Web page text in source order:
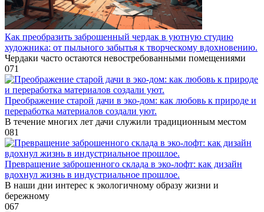
Как преобразить заброшенный чердак в уютную студию
художника: от пыльного забытья к творческому вдохновению.
Чердаки часто остаются невостребованными помещениями
071
Преображение старой дачи в эко-дом: как любовь к природе и
переработка материалов создали уют.
В течение многих лет дачи служили традиционным местом
081
Превращение заброшенного склада в эко-лофт: как дизайн
вдохнул жизнь в индустриальное прошлое.
В наши дни интерес к экологичному образу жизни и
бережному
067